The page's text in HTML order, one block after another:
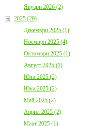
Януари 2026 (2)
2025 (20)
Декември 2025 (1)
Ноември 2025 (4)
Октомври 2025 (1)
Август 2025 (1)
Юли 2025 (2)
Юни 2025 (2)
Май 2025 (2)
Април 2025 (2)
Март 2025 (1)